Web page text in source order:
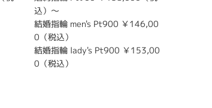
込）～
結婚指輪 men's Pt900 ￥146,00
0（税込）
結婚指輪 lady's Pt900 ￥153,00
0（税込）